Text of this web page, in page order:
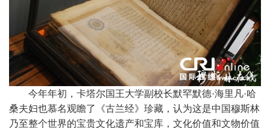
今年年初，卡塔尔国王大学副校长默罕默德·海里凡·哈
桑夫妇也慕名观瞻了《古兰经》珍藏，认为这是中国穆斯林
乃至整个世界的宝贵文化遗产和宝库，文化价值和文物价值